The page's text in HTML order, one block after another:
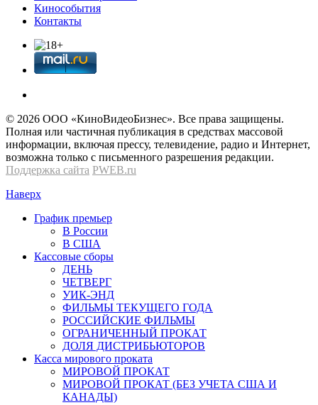
Кинособытия
Контакты
© 2026 OOО «КиноВидеоБизнес». Все права защищены.
Полная или частичная публикация в средствах массовой
информации, включая прессу, телевидение, радио и Интернет,
возможна только с письменного разрешения редакции.
Поддержка сайта PWEB.ru
Наверх
График премьер
В России
В США
Кассовые сборы
ДЕНЬ
ЧЕТВЕРГ
УИК-ЭНД
ФИЛЬМЫ ТЕКУЩЕГО ГОДА
РОССИЙСКИЕ ФИЛЬМЫ
ОГРАНИЧЕННЫЙ ПРОКАТ
ДОЛЯ ДИСТРИБЬЮТОРОВ
Касса мирового проката
МИРОВОЙ ПРОКАТ
МИРОВОЙ ПРОКАТ (БЕЗ УЧЕТА США И
КАНАДЫ)